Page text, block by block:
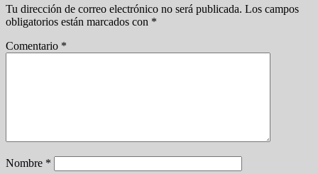
Tu dirección de correo electrónico no será publicada. Los campos
obligatorios están marcados con *
Comentario *
Nombre *